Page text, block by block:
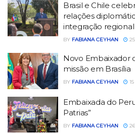
Brasil e Chile
relações
integração regional
BY FABIANA CEYHAN
Novo Embaixador
missão em Brasília
BY FABIANA CEYHAN
Embaixada do
Patrias”
BY FABIANA CEYHAN